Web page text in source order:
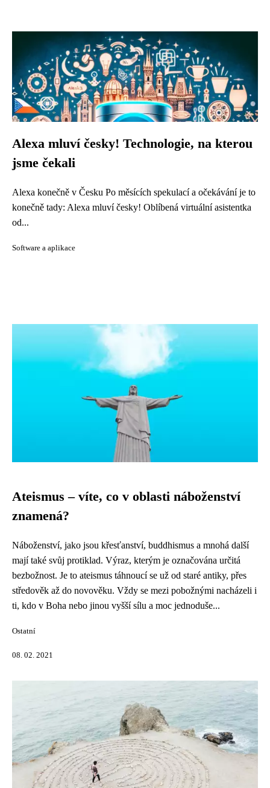
Alexa mluví česky! Technologie, na kterou
jsme čekali
Alexa konečně v Česku Po měsících spekulací a očekávání je to
konečně tady: Alexa mluví česky! Oblíbená virtuální asistentka
od...
Software a aplikace
Ateismus – víte, co v oblasti náboženství
znamená?
Náboženství, jako jsou křesťanství, buddhismus a mnohá další
mají také svůj protiklad. Výraz, kterým je označována určitá
bezbožnost. Je to ateismus táhnoucí se už od staré antiky, přes
středověk až do novověku. Vždy se mezi pobožnými nacházeli i
ti, kdo v Boha nebo jinou vyšší sílu a moc jednoduše...
Ostatní
08. 02. 2021